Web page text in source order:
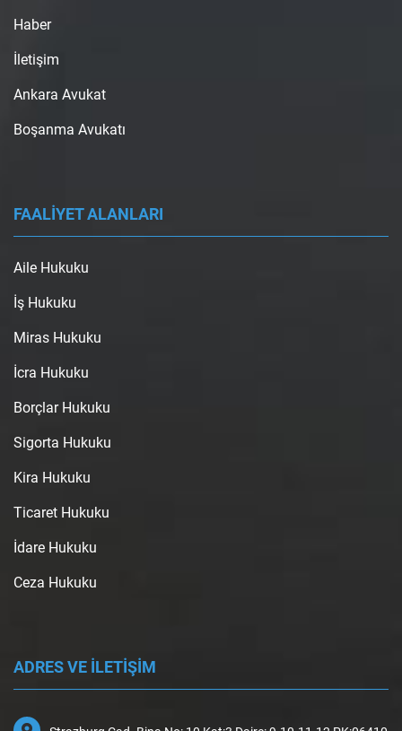
Haber
İletişim
Ankara Avukat
Boşanma Avukatı
FAALİYET ALANLARI
Aile Hukuku
İş Hukuku
Miras Hukuku
İcra Hukuku
Borçlar Hukuku
Sigorta Hukuku
Kira Hukuku
Ticaret Hukuku
İdare Hukuku
Ceza Hukuku
ADRES VE İLETİŞİM